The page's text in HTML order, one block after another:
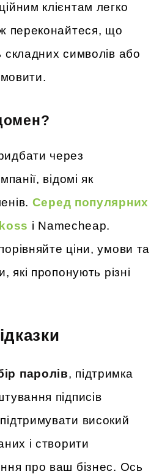
клієнтам легко
переконайтеся, що
складних символів або
через
відомі як
Серед популярних
і Namecheap.
ціни, умови та
які пропонують різні
паролів, підтримка
підписів
високий
і створити
про ваш бізнес. Ось